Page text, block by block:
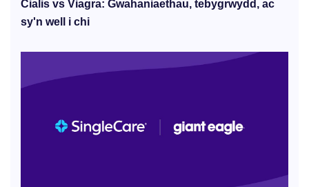
Cialis vs Viagra: Gwahaniaethau, tebygrwydd, ac
sy'n well i chi